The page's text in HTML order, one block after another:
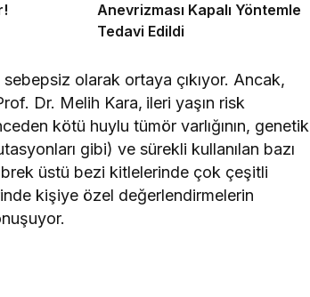
Anevrizması Kapalı Yöntemle
Tedavi Edildi
olarak ortaya çıkıyor. Ancak,
Dr. Melih Kara, ileri yaşın risk
kötü huylu tümör varlığının, genetik
gibi) ve sürekli kullanılan bazı
üstü bezi kitlelerinde çok çeşitli
kişiye özel değerlendirmelerin